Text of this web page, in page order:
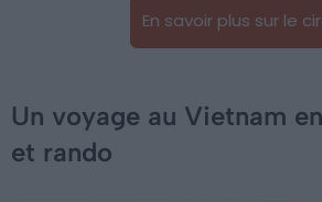
En savoir plus sur le
Un voyage au Vietnam
et rando